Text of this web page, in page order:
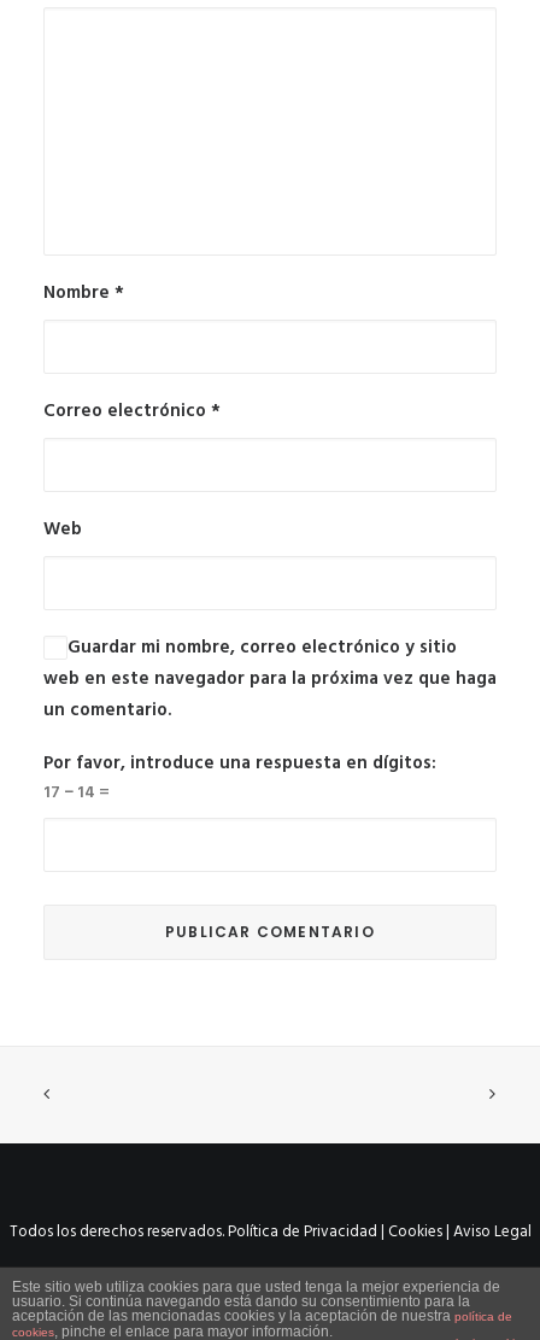
Nombre *
Correo electrónico *
Web
Guardar mi nombre, correo electrónico y sitio
web en este navegador para la próxima vez que haga
un comentario.
Por favor, introduce una respuesta en dígitos:
17 − 14 =
Todos los derechos reservados.Política de Privacidad | Cookies | Aviso Legal
Este sitio web utiliza cookies para que usted tenga la mejor experiencia de
usuario. Si continúa navegando está dando su consentimiento para la
aceptación de las mencionadas cookies y la aceptación de nuestra política de
cookies, pinche el enlace para mayor información.